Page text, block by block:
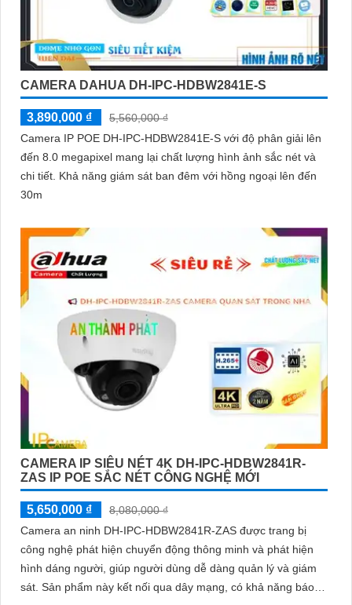
CAMERA DAHUA DH-IPC-HDBW2841E-S
3,890,000 ₫
5,560,000 ₫
Camera IP POE DH-IPC-HDBW2841E-S với độ phân giải lên
đến 8.0 megapixel mang lại chất lượng hình ảnh sắc nét và
chi tiết. Khả năng giám sát ban đêm với hồng ngoại lên đến
30m
CAMERA IP SIÊU NÉT 4K DH-IPC-HDBW2841R-
ZAS IP POE SẮC NÉT CÔNG NGHỆ MỚI
5,650,000 ₫
8,080,000 ₫
Camera an ninh DH-IPC-HDBW2841R-ZAS được trang bị
công nghệ phát hiện chuyển động thông minh và phát hiện
hình dáng người, giúp người dùng dễ dàng quản lý và giám
sát. Sản phẩm này kết nối qua dây mạng, có khả năng báo